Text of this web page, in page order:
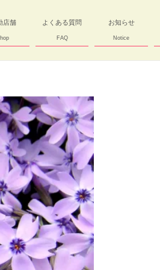
店舗 よくある質問
FAQ
お知らせ
Notice